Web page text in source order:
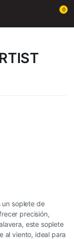
0
un soplete de
precisión,
este soplete
al viento, ideal para